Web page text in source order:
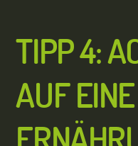
TIPP 4:
AUF